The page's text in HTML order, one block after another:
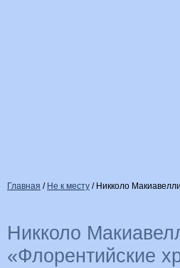
Главная / Не к месту / Никколо
Никколо
«Флорентийские